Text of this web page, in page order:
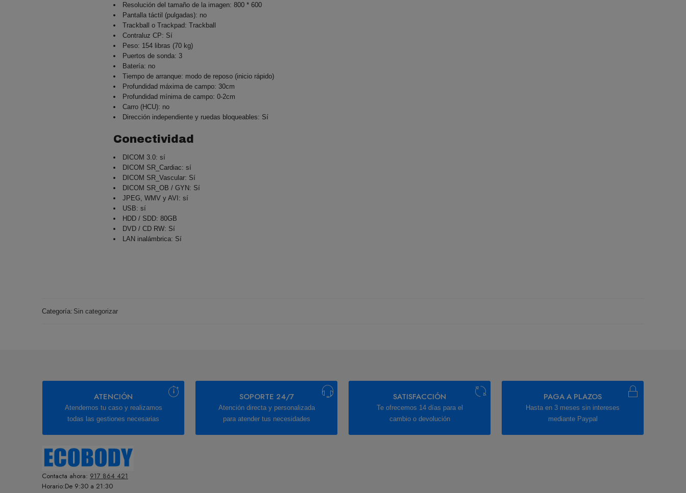
Resolución del tamaño de la imagen: 800 * 600
Pantalla táctil (pulgadas): no
Trackball o Trackpad: Trackball
Contraluz CP: Sí
Peso: 154 libras (70 kg)
Puertos de sonda: 3
Batería: no
Tiempo de arranque: modo de reposo (inicio rápido)
Profundidad máxima de campo: 30cm
Profundidad mínima de campo: 0-2cm
Carro (HCU): no
Dirección independiente y ruedas bloqueables: Sí
Conectividad
DICOM 3.0: sí
DICOM SR_Cardiac: sí
DICOM SR_Vascular: Sí
DICOM SR_OB / GYN: Sí
JPEG, WMV y AVI: sí
USB: sí
HDD / SDD: 80GB
DVD / CD RW: Sí
LAN inalámbrica: Sí
Categoría: Sin categorizar
ATENCIÓN
Atendemos tu caso y realizamos
todas las gestiones necesarias
SOPORTE 24/7
Atención directa y personalizada
para atender tus necesidades
SATISFACCIÓN
Te ofrecemos 14 días para el
cambio o devolución
PAGA A PLAZOS
Hasta en 3 meses sin intereses
mediante Paypal
Contacta ahora: 917 864 421
Horario:De 9:30 a 21:30